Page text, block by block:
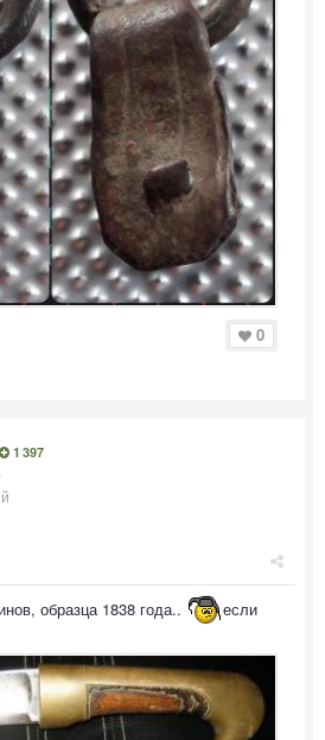
0
1 397
образца 1838 года..
если